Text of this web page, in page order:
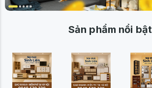
Sản phẩm nổi bật